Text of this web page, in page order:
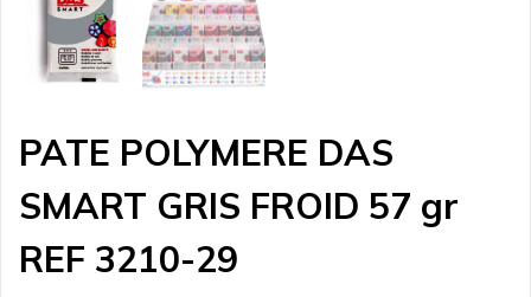
PATE POLYMERE DAS
SMART GRIS FROID 57 gr
REF 3210-29